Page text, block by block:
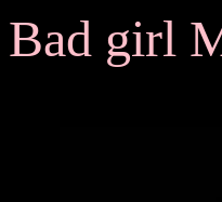
Bad girl